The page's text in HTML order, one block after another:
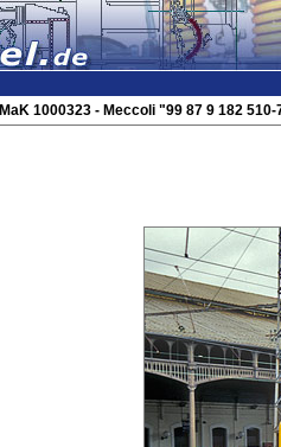
MaK 1000323 - Meccoli "99 87 9 182 510-